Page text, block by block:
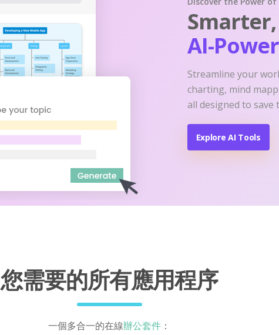
AI-
Streamline your
charting, mind
all designed to
Explore AI Tools
您需要的所有應用程序
一個多合一的在線辦公套件 ：